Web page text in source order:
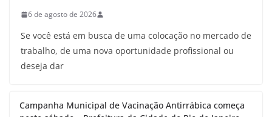
6 de agosto de 2026
Se você está em busca de uma colocação no mercado de
trabalho, de uma nova oportunidade profissional ou
deseja dar
Campanha Municipal de Vacinação Antirrábica começa